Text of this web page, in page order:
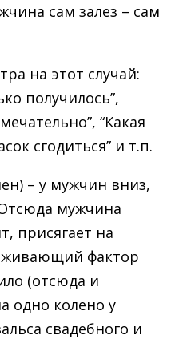
сам залез – сам
на этот случай:
получилось”,
“Какая
сгодиться” и т.п.
– у мужчин вниз,
мужчина
присягает на
фактор
(отсюда и
одно колено у
свадебного и